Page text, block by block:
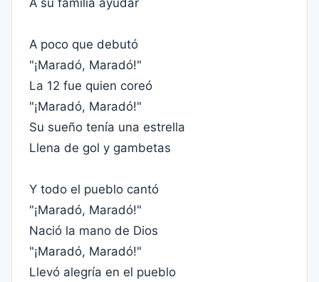
A su familia ayudar
A poco que debutó
"¡Maradó, Maradó!"
La 12 fue quien coreó
"¡Maradó, Maradó!"
Su sueño tenía una estrella
Llena de gol y gambetas
Y todo el pueblo cantó
"¡Maradó, Maradó!"
Nació la mano de Dios
"¡Maradó, Maradó!"
Llevó alegría en el pueblo